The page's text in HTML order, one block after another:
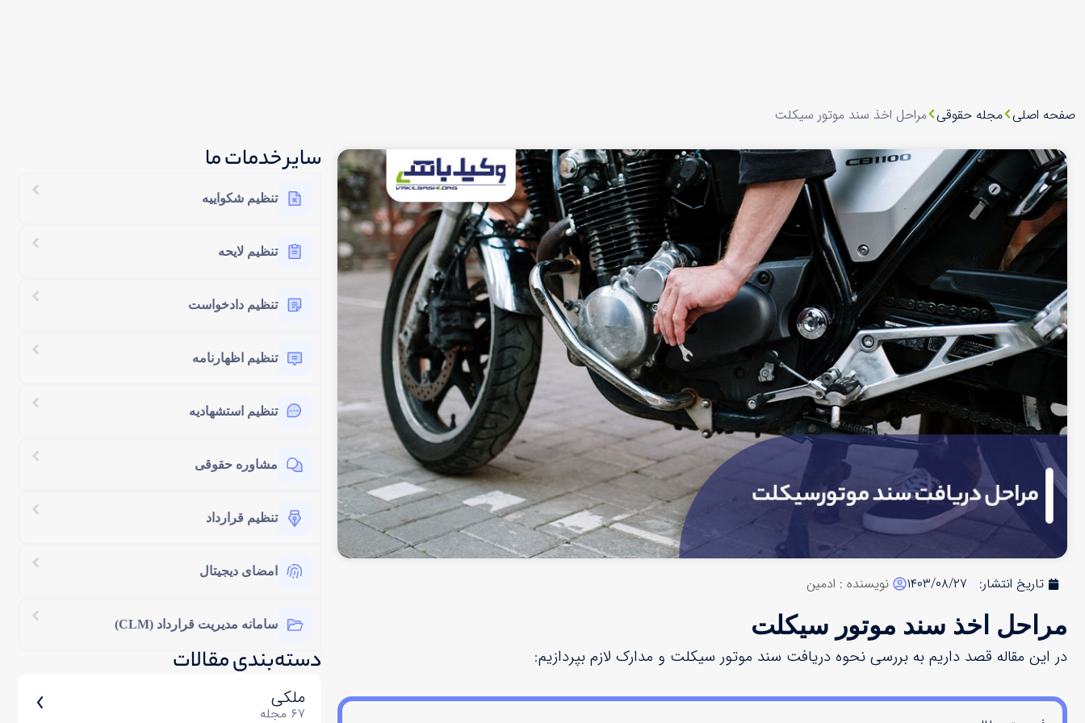
صفحه اصلی مجله حقوقی مراحل اخذ سند موتور سیکلت
تاریخ انتشار: ۱۴۰۳/۰۸/۲۷ نویسنده : ادمین
مراحل اخذ سند موتور سیکلت
در این مقاله قصد داریم به بررسی نحوه دریافت سند موتور سیکلت و مدارک لازم بپردازیم:
سایر خدمات ما
تنظیم شکواییه
تنظیم لایحه
تنظیم دادخواست
تنظیم اظهارنامه
تنظیم استشهادیه
مشاوره حقوقی
تنظیم قرارداد
امضای دیجیتال
سامانه مدیریت قرارداد (CLM)
دسته‌بندی مقالات​
ملکی
۶۷ مجله